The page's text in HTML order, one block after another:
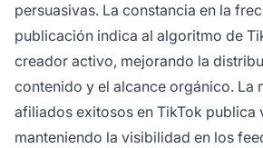
persuasivas. La constancia en la
publicación indica al algoritmo de
creador activo, mejorando la
contenido y el alcance orgánico. La
afiliados exitosos en TikTok publica
manteniendo la visibilidad en los